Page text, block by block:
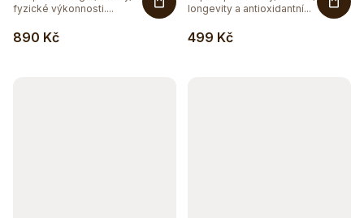
890 Kč
fyzické výkonnosti....
499 Kč
longevity a antioxidantní...